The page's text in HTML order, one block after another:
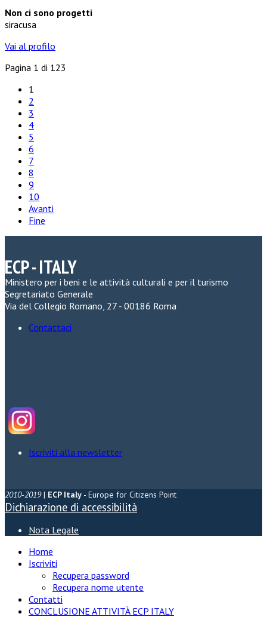
Non ci sono progetti
siracusa
Vai al profilo
Pagina 1 di 123
1
2
3
4
5
6
7
8
9
10
Avanti
Fine
ECP - ITALY
Ministero per i beni e le attività culturali e per il turismo
Segretariato Generale
Via del Collegio Romano, 27 - 00186 Roma
Contattaci
Iscriviti alla newsletter
2010-2019| ECP Italy - Europe for Citizens Point
Dichiarazione di accessibilità
Nota Legale
Home
Iscriviti
Recupera password
Recupera nome utente
Contatti
CONCLUSIONE ATTIVITÀ ECP ITALY